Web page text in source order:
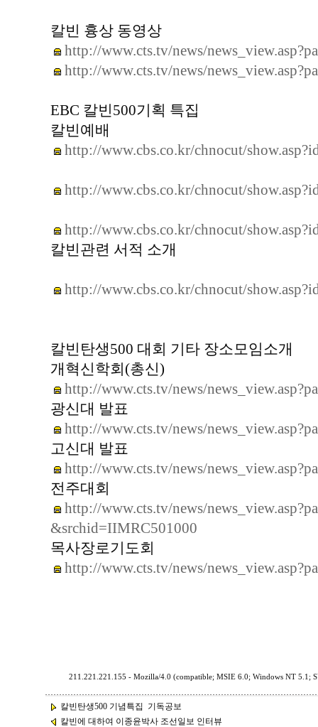
칼빈 흉상 동영상
http://www.cts.tv/news/
http://www.cts.tv/news/
EBC 칼빈500기획 특집
칼빈예배
http://www.cbs.co.kr/chnocut/
http://www.cbs.co.kr/chnocut/
http://www.cbs.co.kr/chnocut/
칼빈관련 서적 소개
http://www.cbs.co.kr/chnocut/
칼빈탄생500 대회 기타 장소모임소개
개혁신학회(총신)
http://www.cts.tv/news/
광신대 발표
http://www.cts.tv/news/
고신대 발표
http://www.cts.tv/news/
전주대회
http://www.cts.tv/news/
&srchid=IIMRC501000
목사장로기도회
http://www.cts.tv/news/
211.221.221.155 - Mozilla/4.0 (compatible; MSIE 6.0; Windows NT 5.1;
칼빈탄생500 기념특집 기독공보
칼빈에 대하여 이종윤박사 조선일보 인터뷰